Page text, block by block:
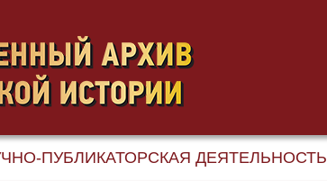
ПУБЛИКАТОРСКАЯ ДЕЯТЕЛЬНОСТЬ